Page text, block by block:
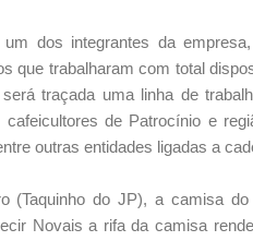
dos integrantes da
que trabalharam com total
traçada uma linha de
de Patrocínio e
outras entidades ligadas a
(Taquinho do JP), a camisa
Novais a rifa da camisa